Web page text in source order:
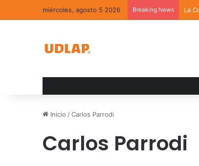
miércoles, agosto 5 2026 Breaking News La
Inicio /Carlos Parrodi
Carlos Parrodi